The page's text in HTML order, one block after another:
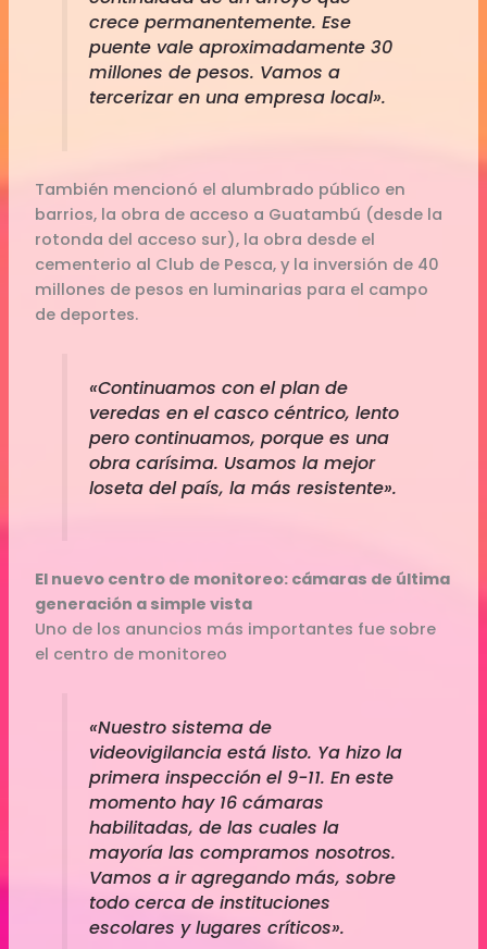
crece permanentemente. Ese
puente vale aproximadamente 30
millones de pesos. Vamos a
tercerizar en una empresa local».
También mencionó el alumbrado público en
barrios, la obra de acceso a Guatambú (desde la
rotonda del acceso sur), la obra desde el
cementerio al Club de Pesca, y la inversión de 40
millones de pesos en luminarias para el campo
de deportes.
«Continuamos con el plan de
veredas en el casco céntrico, lento
pero continuamos, porque es una
obra carísima. Usamos la mejor
loseta del país, la más resistente».
El nuevo centro de monitoreo: cámaras de última
generación a simple vista
Uno de los anuncios más importantes fue sobre
el centro de monitoreo
«Nuestro sistema de
videovigilancia está listo. Ya hizo la
primera inspección el 9-11. En este
momento hay 16 cámaras
habilitadas, de las cuales la
mayoría las compramos nosotros.
Vamos a ir agregando más, sobre
todo cerca de instituciones
escolares y lugares críticos».